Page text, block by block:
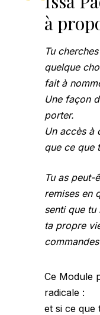
à
Tu
quelque
fait à
Une façon
porter.
Un accès à
que ce que
Tu as peut-
remises en
senti que tu
ta propre
Ce Module
radicale :
et si ce que